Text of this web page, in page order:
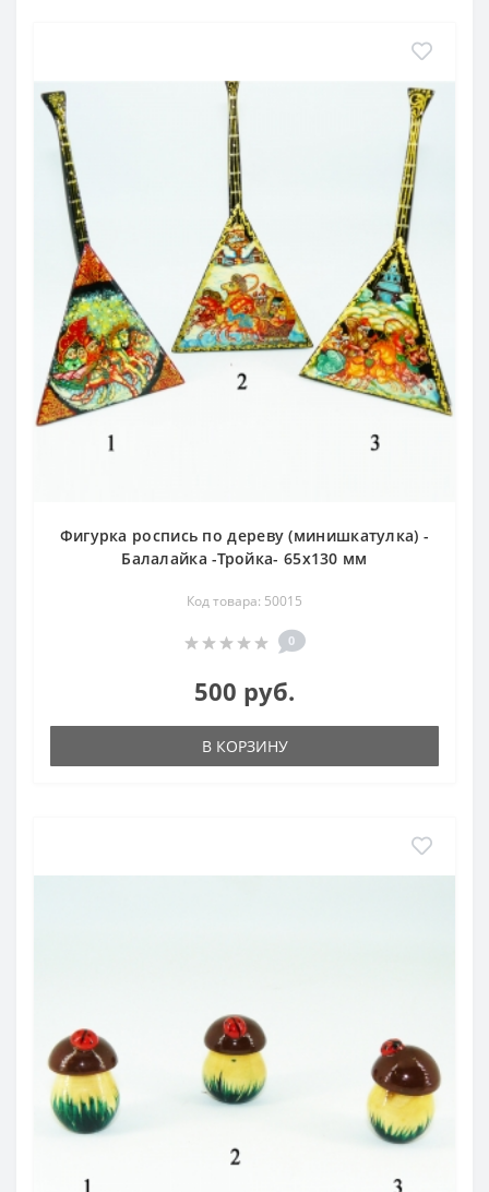
Фигурка роспись по дереву (минишкатулка) -
Балалайка -Тройка- 65х130 мм
Код товара: 50015
0
500 руб.
В КОРЗИНУ